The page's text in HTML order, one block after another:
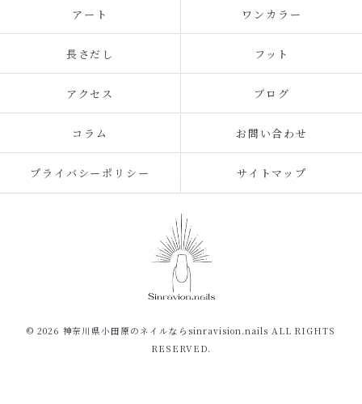
アート ワンカラー
長さだし フット
アクセス ブログ
コラム お問い合わせ
プライバシーポリシー サイトマップ
© 2026 神奈川県小田原のネイルならsinravision.nails ALL RIGHTS
RESERVED.